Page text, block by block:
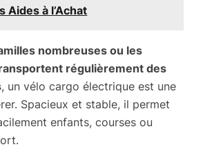
Aides à l’Achat
nombreuses ou les
régulièrement des
, un vélo cargo électrique est une
Spacieux et stable, il permet
enfants, courses ou